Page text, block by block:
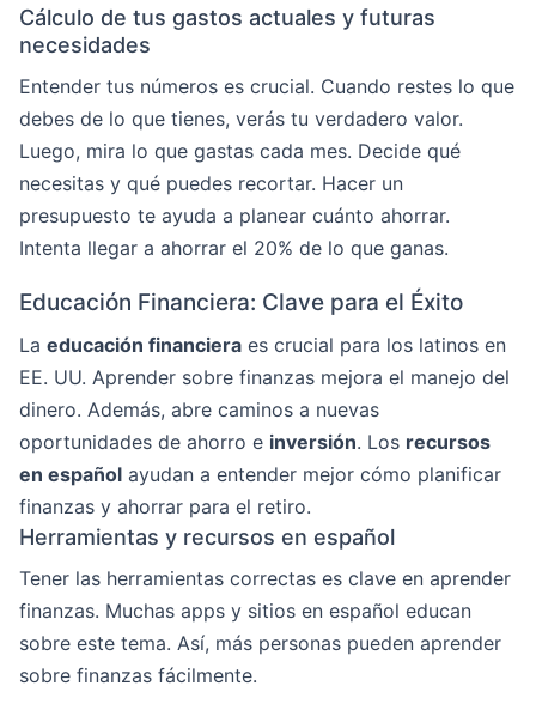
Cálculo de tus gastos actuales y futuras
necesidades
Entender tus números es crucial. Cuando restes lo que
debes de lo que tienes, verás tu verdadero valor.
Luego, mira lo que gastas cada mes. Decide qué
necesitas y qué puedes recortar. Hacer un
presupuesto te ayuda a planear cuánto ahorrar.
Intenta llegar a ahorrar el 20% de lo que ganas.
Educación Financiera: Clave para el Éxito
La educación financiera es crucial para los latinos en
EE. UU. Aprender sobre finanzas mejora el manejo del
dinero. Además, abre caminos a nuevas
oportunidades de ahorro e inversión. Los recursos
en español ayudan a entender mejor cómo planificar
finanzas y ahorrar para el retiro.
Herramientas y recursos en español
Tener las herramientas correctas es clave en aprender
finanzas. Muchas apps y sitios en español educan
sobre este tema. Así, más personas pueden aprender
sobre finanzas fácilmente.